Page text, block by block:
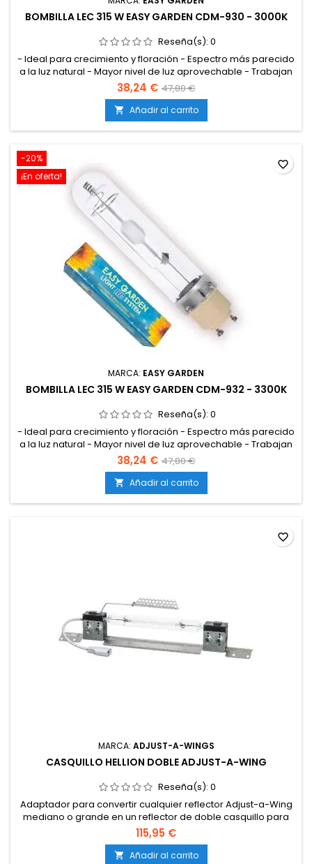
BOMBILLA LEC 315 W EASY GARDEN CDM-930 - 3000K
Reseña(s): 0
- Ideal para crecimiento y floración - Espectro más parecido
a la luz natural - Mayor nivel de luz aprovechable - Trabajan
con menor consumo y calor
38,24 € 47,80 €
 Añadir al carrito
-20%
¡En oferta!
MARCA: EASY GARDEN
BOMBILLA LEC 315 W EASY GARDEN CDM-932 - 3300K
Reseña(s): 0
- Ideal para crecimiento y floración - Espectro más parecido
a la luz natural - Mayor nivel de luz aprovechable - Trabajan
con menor consumo y calor
38,24 € 47,80 €
 Añadir al carrito
favorite_border
MARCA: ADJUST-A-WINGS
CASQUILLO HELLION DOBLE ADJUST-A-WING
Reseña(s): 0
Adaptador para convertir cualquier reflector Adjust-a-Wing
mediano o grande en un reflector de doble casquillo para
lámparas LEC.
115,95 €
 Añadir al carrito
favorite_border